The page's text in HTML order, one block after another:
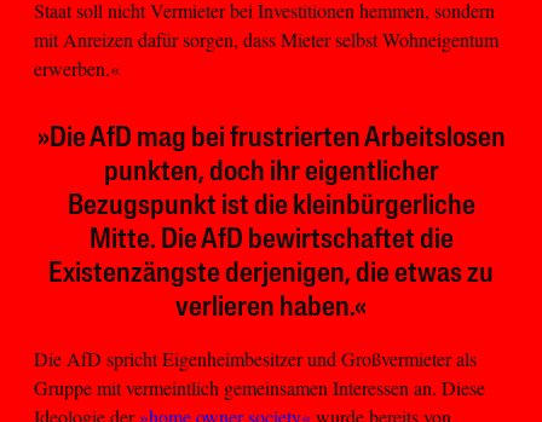
Staat soll nicht Vermieter bei Investitionen hemmen, sondern
mit Anreizen dafür sorgen, dass Mieter selbst Wohneigentum
erwerben.«
»Die AfD mag bei frustrierten Arbeitslosen
punkten, doch ihr eigentlicher
Bezugspunkt ist die kleinbürgerliche
Mitte. Die AfD bewirtschaftet die
Existenzängste derjenigen, die etwas zu
verlieren haben.«
Die AfD spricht Eigenheimbesitzer und Großvermieter als
Gruppe mit vermeintlich gemeinsamen Interessen an. Diese
Ideologie der»home owner society«wurde bereits von